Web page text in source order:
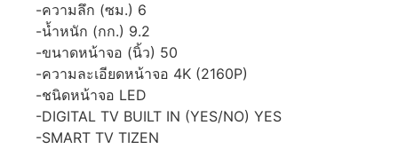
-ความลึก (ซม.) 6
-น้ำหนัก (กก.) 9.2
-ขนาดหน้าจอ (นิ้ว) 50
-ความละเอียดหน้าจอ 4K (2160P)
-ชนิดหน้าจอ LED
-DIGITAL TV BUILT IN (YES/NO) YES
-SMART TV TIZEN